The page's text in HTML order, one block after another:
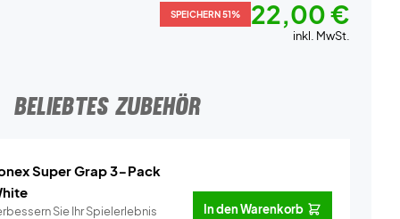
SPEICHERN 51% 22,00 €
inkl. MwSt.
BELIEBTES ZUBEHÖR
Super Grap 3-Pack
Sie Ihr Spielerlebnis
In den Warenkorb